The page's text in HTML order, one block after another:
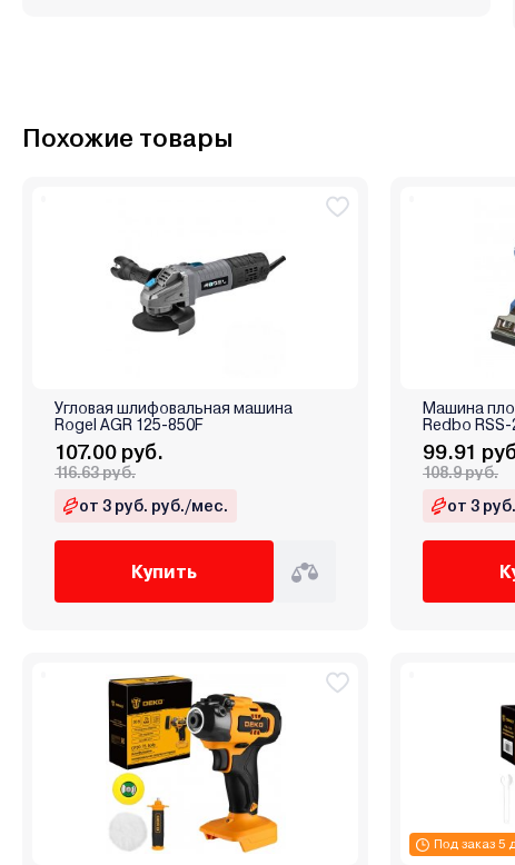
Похожие товары
Угловая шлифовальная машина
Rogel AGR 125-850F
107.00 руб.
116.63 руб.
от 3 руб. руб./мес.
Купить
Машина
Redbo
99.91
108.9 руб.
от 3
Под заказ 5